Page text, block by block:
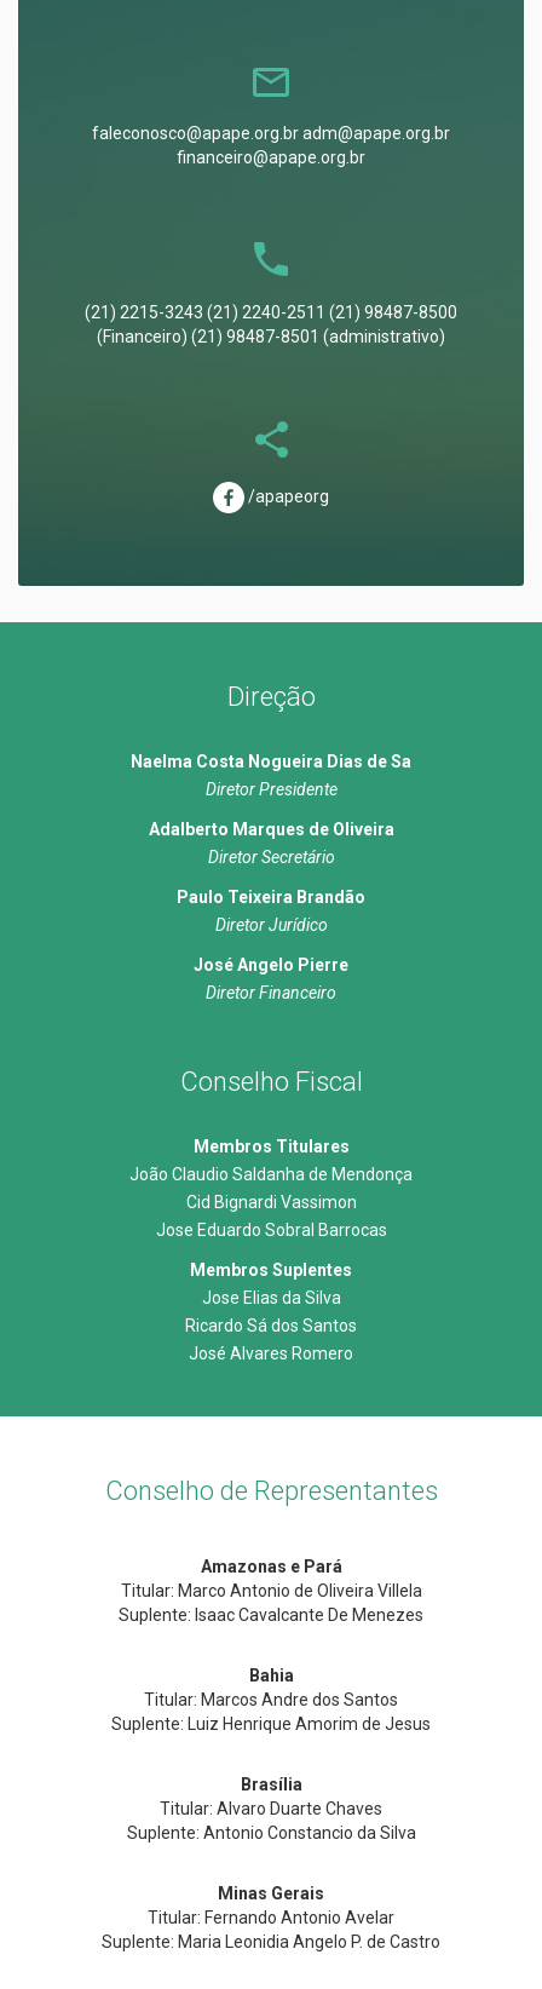
faleconosco@apape.org.br adm@apape.org.br
financeiro@apape.org.br
(21) 2215-3243 (21) 2240-2511 (21) 98487-8500
(Financeiro) (21) 98487-8501 (administrativo)
/apapeorg
Direção
Naelma Costa Nogueira Dias de Sa
Diretor Presidente
Adalberto Marques de Oliveira
Diretor Secretário
Paulo Teixeira Brandão
Diretor Jurídico
José Angelo Pierre
Diretor Financeiro
Conselho Fiscal
Membros Titulares
João Claudio Saldanha de Mendonça
Cid Bignardi Vassimon
Jose Eduardo Sobral Barrocas
Membros Suplentes
Jose Elias da Silva
Ricardo Sá dos Santos
José Alvares Romero
Conselho de Representantes
Amazonas e Pará
Titular: Marco Antonio de Oliveira Villela
Suplente: Isaac Cavalcante De Menezes
Bahia
Titular: Marcos Andre dos Santos
Suplente: Luiz Henrique Amorim de Jesus
Brasília
Titular: Alvaro Duarte Chaves
Suplente: Antonio Constancio da Silva
Minas Gerais
Titular: Fernando Antonio Avelar
Suplente: Maria Leonidia Angelo P. de Castro